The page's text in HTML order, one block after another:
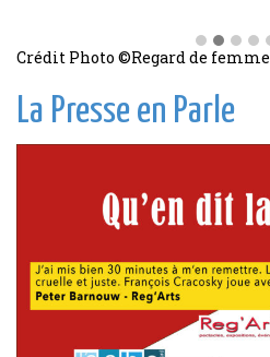
Crédit Photo ©Regard de femme
La Presse en Parle